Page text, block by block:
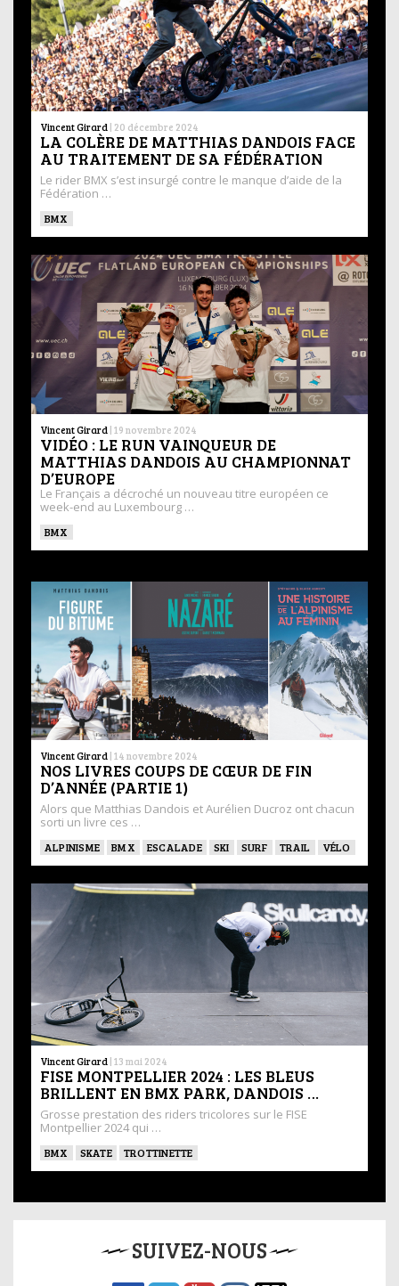
Vincent Girard | 20 décembre 2024
LA COLÈRE DE MATTHIAS DANDOIS FACE
AU TRAITEMENT DE SA FÉDÉRATION
Le rider BMX s’est insurgé contre le manque d’aide de la
Fédération …
BMX
Vincent Girard | 19 novembre 2024
VIDÉO : LE RUN VAINQUEUR DE
MATTHIAS DANDOIS AU CHAMPIONNAT
D’EUROPE
Le Français a décroché un nouveau titre européen ce
week-end au Luxembourg …
BMX
Vincent Girard | 14 novembre 2024
NOS LIVRES COUPS DE CŒUR DE FIN
D’ANNÉE (PARTIE 1)
Alors que Matthias Dandois et Aurélien Ducroz ont chacun
sorti un livre ces …
ALPINISME BMX ESCALADE SKI SURF TRAIL VÉLO
Vincent Girard | 13 mai 2024
FISE MONTPELLIER 2024 : LES BLEUS
BRILLENT EN BMX PARK, DANDOIS …
Grosse prestation des riders tricolores sur le FISE
Montpellier 2024 qui …
BMX SKATE TROTTINETTE
SUIVEZ-NOUS